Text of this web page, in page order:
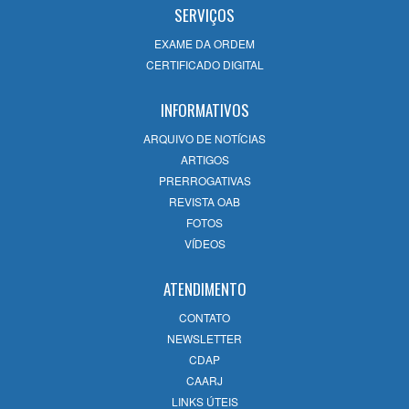
FINANCIAMENTO:COMO IDENTIFICÁ-LOS.
SERVIÇOS
EXAME DA ORDEM
CERTIFICADO DIGITAL
INFORMATIVOS
ARQUIVO DE NOTÍCIAS
ARTIGOS
PRERROGATIVAS
REVISTA OAB
FOTOS
VÍDEOS
ATENDIMENTO
CONTATO
NEWSLETTER
CDAP
CAARJ
LINKS ÚTEIS